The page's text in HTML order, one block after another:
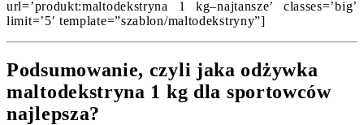
url=’produkt:maltodekstryna 1 kg–najtansze’ classes=’big’
limit=’5′ template=”szablon/maltodekstryny”]
Podsumowanie, czyli jaka odżywka
maltodekstryna 1 kg dla sportowców
najlepsza?